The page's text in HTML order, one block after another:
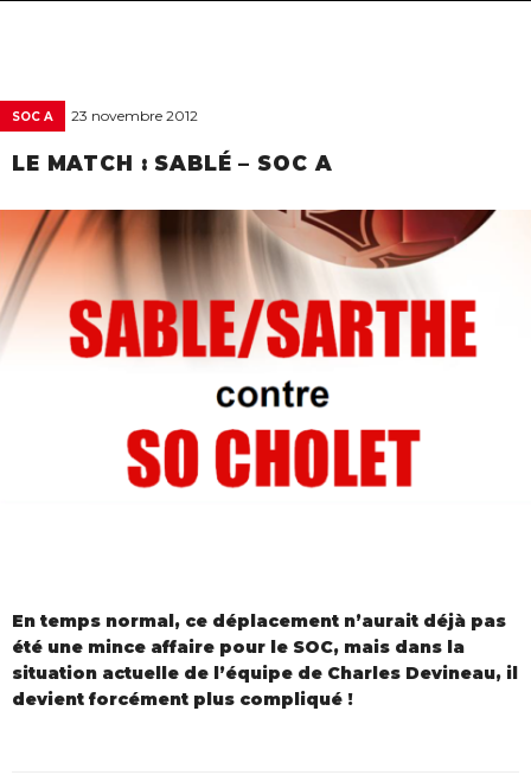
SOC A 23 novembre 2012
LE MATCH : SABLÉ – SOC A
En temps normal, ce déplacement n’aurait déjà pas
été une mince affaire pour le SOC, mais dans la
situation actuelle de l’équipe de Charles Devineau, il
devient forcément plus compliqué !